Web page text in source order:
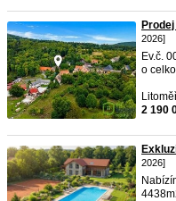
2026]
Ev.č.
o
2 190
2026]